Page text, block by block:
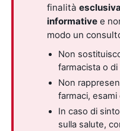
finalità
informative e
modo un
Non
farmacista o
Non
farmaci,
In caso di
sulla salute,